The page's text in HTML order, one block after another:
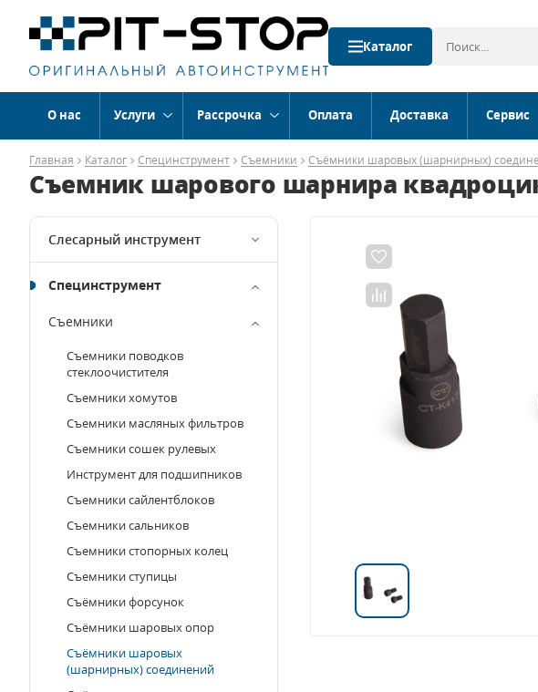
Каталог
О нас Услуги Рассрочка Оплата Доставка Сервис
Главная Каталог Специнструмент Съемники Съёмники шаровых (шарнирных)
Съемник шарового шарнира
Слесарный инструмент
Специнструмент
Съемники
Съемники поводков
стеклоочистителя
Съемники хомутов
Съемники масляных фильтров
Съемники сошек рулевых
Инструмент для подшипников
Съемники сайлентблоков
Съемники сальников
Съемники стопорных колец
Съемники ступицы
Съёмники форсунок
Съёмники шаровых опор
Съёмники шаровых
(шарнирных) соединений